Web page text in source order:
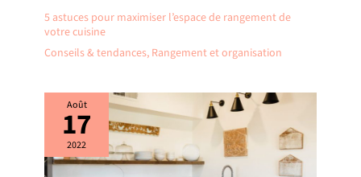
5 astuces pour maximiser l’espace de rangement de
votre cuisine
Conseils & tendances, Rangement et organisation
Août
17
2022